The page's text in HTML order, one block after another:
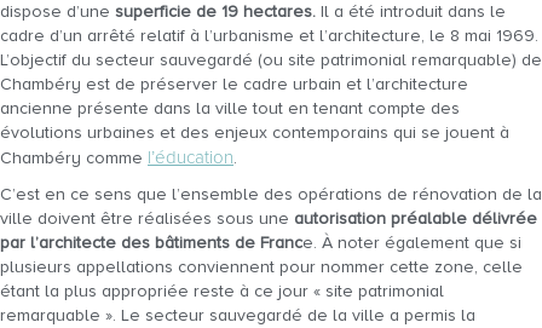
dispose d’une superficie de 19 hectares. Il a été introduit dans le
cadre d’un arrêté relatif à l’urbanisme et l’architecture, le 8 mai 1969.
L’objectif du secteur sauvegardé (ou site patrimonial remarquable) de
Chambéry est de préserver le cadre urbain et l’architecture
ancienne présente dans la ville tout en tenant compte des
évolutions urbaines et des enjeux contemporains qui se jouent à
Chambéry comme l’éducation.
C’est en ce sens que l’ensemble des opérations de rénovation de la
ville doivent être réalisées sous une autorisation préalable délivrée
par l’architecte des bâtiments de France. À noter également que si
plusieurs appellations conviennent pour nommer cette zone, celle
étant la plus appropriée reste à ce jour « site patrimonial
remarquable ». Le secteur sauvegardé de la ville a permis la